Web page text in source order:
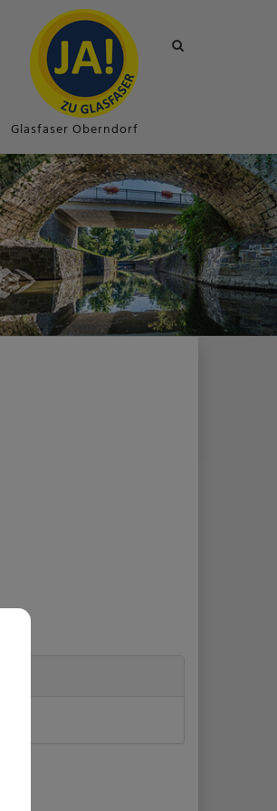
Site
Glasfaser Oberndorf